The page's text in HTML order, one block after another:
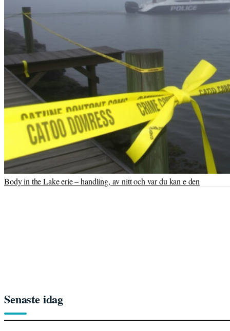
Body in the Lake erie – handling, av nitt och var du kan e den
Senaste idag